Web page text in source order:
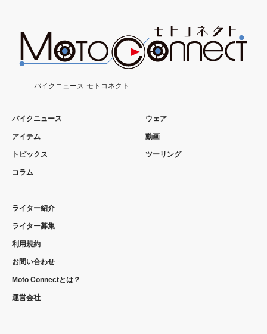
バイクニュース-モトコネクト
バイクニュース
アイテム
トピックス
コラム
ウェア
動画
ツーリング
ライター紹介
ライター募集
利用規約
お問い合わせ
Moto Connectとは？
運営会社